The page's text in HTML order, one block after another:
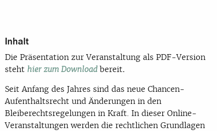
Inhalt
Die Präsentation zur Veranstaltung als PDF-Version
steht hier zum Download bereit.
Seit Anfang des Jahres sind das neue Chancen-
Aufenthaltsrecht und Änderungen in den
Bleiberechtsregelungen in Kraft. In dieser Online-
Veranstaltungen werden die rechtlichen Grundlagen